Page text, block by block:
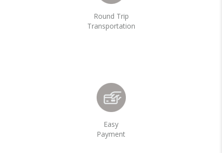
Round Trip
Transportation
Easy
Payment